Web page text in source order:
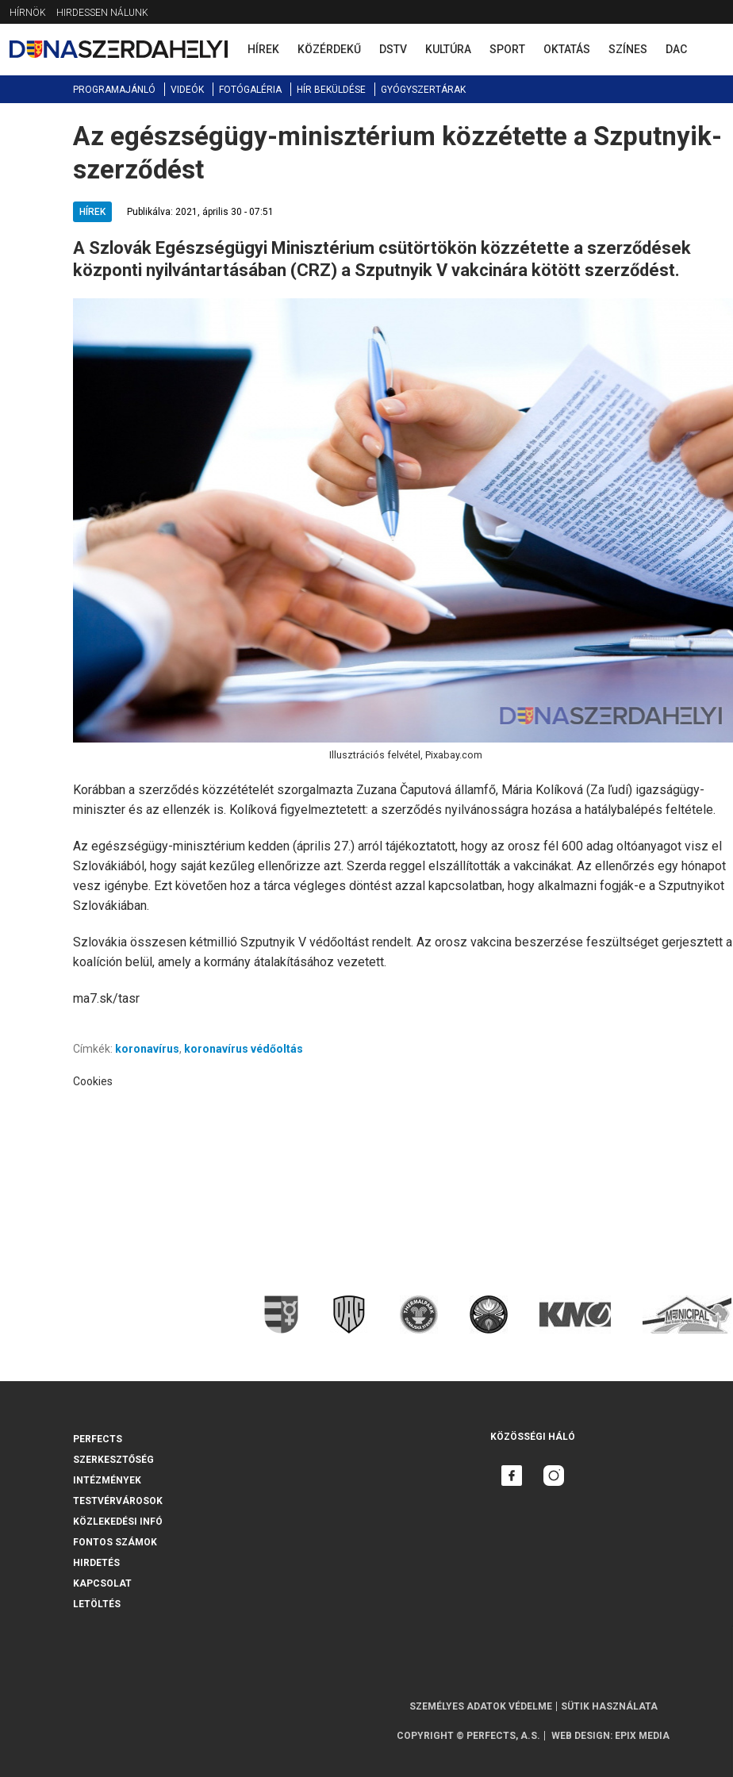
Jump
to
navigation
HÍRNÖK HIRDESSEN NÁLUNK
HÍREK KÖZÉRDEKŰ DSTV KULTÚRA SPORT OKTATÁS SZÍNES DAC
PROGRAMAJÁNLÓ VIDEÓK FOTÓGALÉRIA HÍR BEKÜLDÉSE GYÓGYSZERTÁRAK
Back
to
Az egészségügy-minisztérium közzétette a Szputnyik-
szerződést
HÍREK Publikálva: 2021, április 30 - 07:51
A Szlovák Egészségügyi Minisztérium csütörtökön közzétette a szerződések
központi nyilvántartásában (CRZ) a Szputnyik V vakcinára kötött szerződést.
Illusztrációs felvétel, Pixabay.com
Korábban a szerződés közzétételét szorgalmazta Zuzana Čaputová államfő, Mária Kolíková (Za ľudí) igazságügy-
miniszter és az ellenzék is. Kolíková figyelmeztetett: a szerződés nyilvánosságra hozása a hatálybalépés feltétele.
Az egészségügy-minisztérium kedden (április 27.) arról tájékoztatott, hogy az orosz fél 600 adag oltóanyagot visz el
Szlovákiából, hogy saját kezűleg ellenőrizze azt. Szerda reggel elszállították a vakcinákat. Az ellenőrzés egy hónapot
vesz igénybe. Ezt követően hoz a tárca végleges döntést azzal kapcsolatban, hogy alkalmazni fogják-e a Szputnyikot
Szlovákiában.
Szlovákia összesen kétmillió Szputnyik V védőoltást rendelt. Az orosz vakcina beszerzése feszültséget gerjesztett a
koalíción belül, amely a kormány átalakításához vezetett.
ma7.sk/tasr
Címkék: koronavírus, koronavírus védőoltás
Cookies
PERFECTS
SZERKESZTŐSÉG
INTÉZMÉNYEK
TESTVÉRVÁROSOK
KÖZLEKEDÉSI INFÓ
FONTOS SZÁMOK
HIRDETÉS
KAPCSOLAT
LETÖLTÉS
KÖZÖSSÉGI HÁLÓ
SZEMÉLYES ADATOK VÉDELME SÜTIK HASZNÁLATA
COPYRIGHT © PERFECTS, A.S. WEB DESIGN : EPIX MEDIA